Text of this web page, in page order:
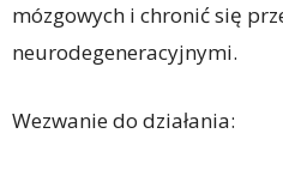
mózgowych i chronić się
neurodegeneracyjnymi.
Wezwanie do działania: